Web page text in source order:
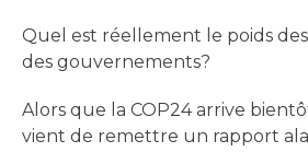
Quel est réellement le poids
des gouvernements?
Alors que la COP24 arrive
vient de remettre un rapport